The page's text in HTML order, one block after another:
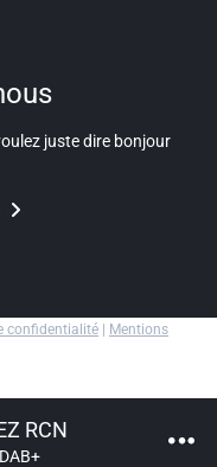
RCN
juste dire bonjour
confidentialité | Mentions